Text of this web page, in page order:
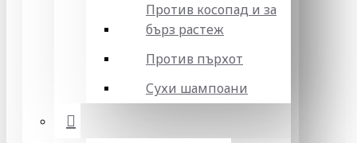
Против косопад и за
бърз растеж
Против пърхот
Сухи шампоани